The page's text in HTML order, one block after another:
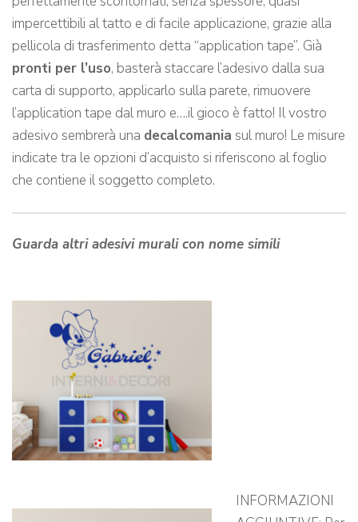
impercettibili al tatto e di facile applicazione, grazie alla
pellicola di trasferimento detta “application tape”. Già
pronti per l’uso, basterà staccare l’adesivo dalla sua
carta di supporto, applicarlo sulla parete, rimuovere
l’application tape dal muro e….il gioco è fatto! Il vostro
adesivo sembrerà una decalcomania sul muro! Le misure
indicate tra le opzioni d’acquisto si riferiscono al foglio
che contiene il soggetto completo.
Guarda altri adesivi murali con nome simili
INFORMAZIONI